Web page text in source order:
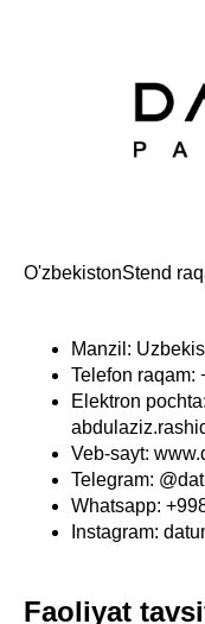
O'zbekistonStend
Manzil:
Telefon raqam:
Elektron pochta:
Veb-sayt:
Telegram:
Whatsapp:
Instagram:
Faoliyat